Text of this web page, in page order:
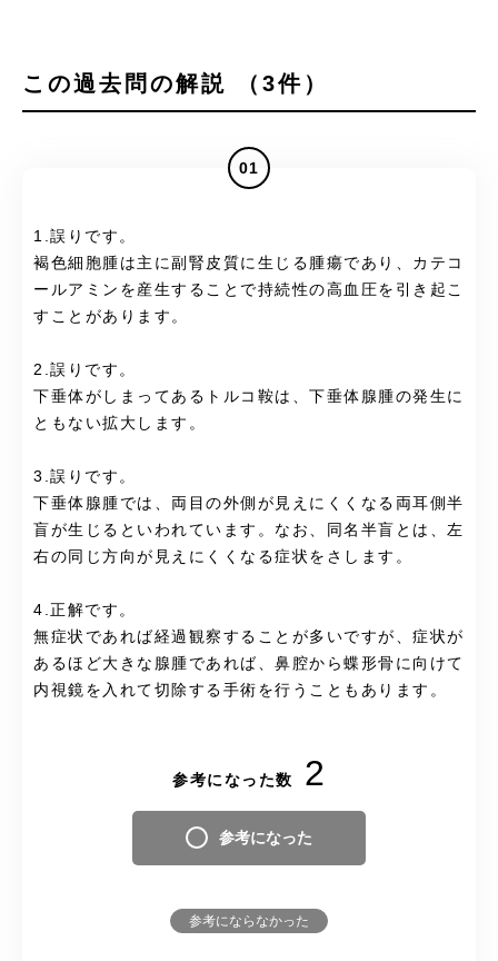
この過去問の解説 （3件）
01
1.誤りです。
褐色細胞腫は主に副腎皮質に生じる腫瘍であり、カテコ
ールアミンを産生することで持続性の高血圧を引き起こ
すことがあります。
2.誤りです。
下垂体がしまってあるトルコ鞍は、下垂体腺腫の発生に
ともない拡大します。
3.誤りです。
下垂体腺腫では、両目の外側が見えにくくなる両耳側半
盲が生じるといわれています。なお、同名半盲とは、左
右の同じ方向が見えにくくなる症状をさします。
4.正解です。
無症状であれば経過観察することが多いですが、症状が
あるほど大きな腺腫であれば、鼻腔から蝶形骨に向けて
内視鏡を入れて切除する手術を行うこともあります。
参考になった数 2
参考になった
参考にならなかった